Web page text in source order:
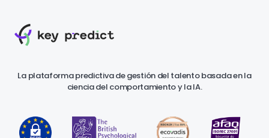
La plataforma predictiva de gestión del talento basada en la
ciencia del comportamiento y la IA.